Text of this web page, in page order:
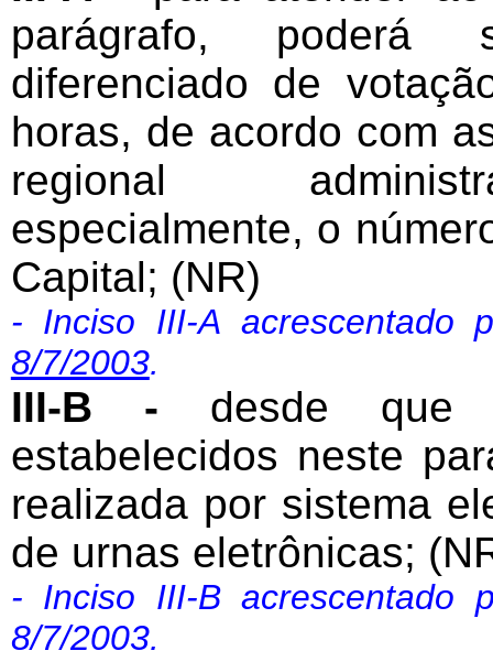
parágrafo, poderá
diferenciado de
horas, de acordo com
regional
especialmente, o
Capital; (NR)
- Inciso III-A acrescentado
8/7/2003.
III-B - desde que
estabelecidos neste
realizada por sistema
de urnas eletrônicas;
- Inciso III-B acrescentado
8/7/2003.